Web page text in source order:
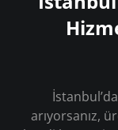
arıyorsanız,